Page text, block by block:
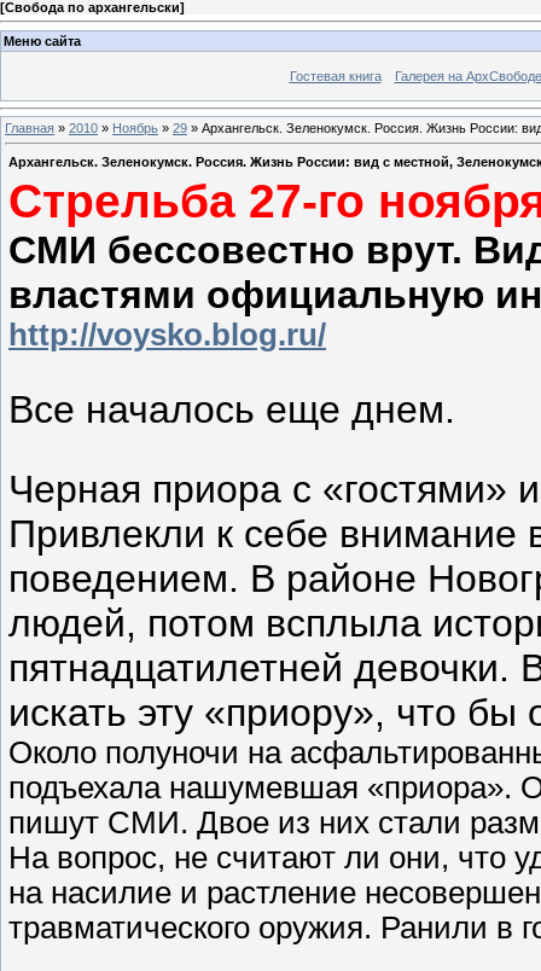
[Свобода по архангельски]
Меню сайта
Гостевая книга Галерея на АрхСвободе
Главная » 2010 » Ноябрь » 29 » Архангельск. Зеленокумск. Россия. Жизнь России:
Архангельск. Зеленокумск. Россия. Жизнь России: вид с местной,
Стрельба 27-го
СМИ бессовестно врут.
властями официальную
http://voysko.blog.ru/
Все началось еще днем.
Черная приора с «гостями»
Привлекли к себе
поведением. В районе
людей, потом всплыла
пятнадцатилетней девочки.
искать эту «приору», что бы
Около полуночи на
подъехала нашумевшая «приора».
пишут СМИ. Двое из них стали
На вопрос, не считают ли они, что
на насилие и растление
травматического оружия. Ранили в